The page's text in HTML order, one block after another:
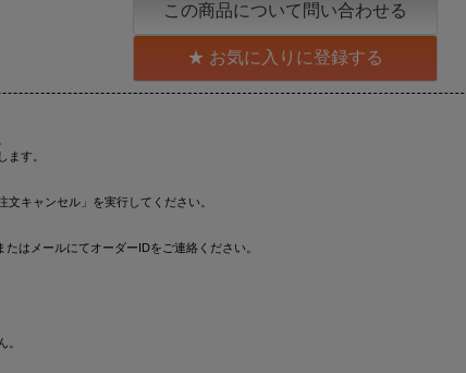
この商品について問い合わせる
お気に入りに登録する
す。
キャンセル」を実行してください。
はメールにてオーダーIDをご連絡ください。
。